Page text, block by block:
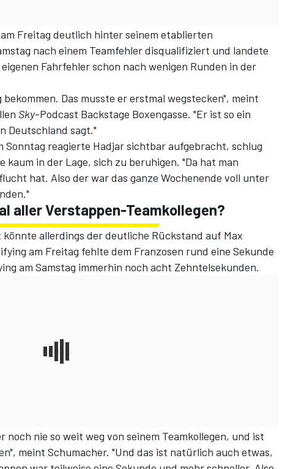
Freitag deutlich hinter seinem etablierten
nach einem Teamfehler disqualifiziert und landete
Fahrfehler schon nach wenigen Runden in der
Das musste er erstmal wegstecken", meint
Sky-Podcast Backstage Boxengasse. "Er ist so ein
Deutschland sagt."
Sonntag reagierte Hadjar sichtbar aufgebracht, schlug
in der Lage, sich zu beruhigen. "Da hat man
hat. Also der war das ganze Wochenende voll unter
aller Verstappen-Teamkollegen?
allerdings der deutliche Rückstand auf Max
am Freitag fehlte dem Franzosen rund eine Sekunde
am Samstag immerhin noch acht Zehntelsekunden.
noch nie so weit weg von seinem Teamkollegen, und ist
meint Schumacher. "Und das ist natürlich auch etwas,